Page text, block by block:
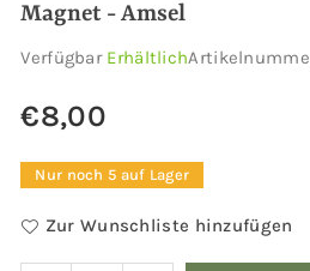
Magnet - Amsel
Verfügbar Erhältlich
Normaler
€8,00
Nur noch 5 auf Lager
Zur Wunschliste hinzufügen